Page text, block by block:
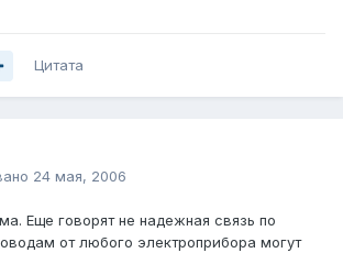
Цитата
24 мая, 2006
Еще говорят не надежная связь по
от любого электроприбора могут